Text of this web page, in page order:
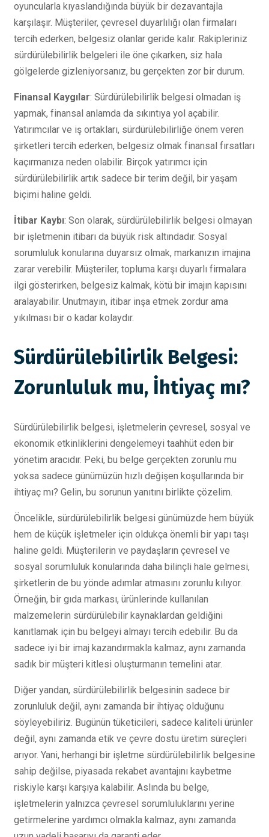
oyuncularla kıyaslandığında büyük bir dezavantajla
karşılaşır. Müşteriler, çevresel duyarlılığı olan firmaları
tercih ederken, belgesiz olanlar geride kalır. Rakipleriniz
sürdürülebilirlik belgeleri ile öne çıkarken, siz hala
gölgelerde gizleniyorsanız, bu gerçekten zor bir durum.
Finansal Kaygılar: Sürdürülebilirlik belgesi olmadan iş
yapmak, finansal anlamda da sıkıntıya yol açabilir.
Yatırımcılar ve iş ortakları, sürdürülebilirliğe önem veren
şirketleri tercih ederken, belgesiz olmak finansal fırsatları
kaçırmanıza neden olabilir. Birçok yatırımcı için
sürdürülebilirlik artık sadece bir terim değil, bir yaşam
biçimi haline geldi.
İtibar Kaybı: Son olarak, sürdürülebilirlik belgesi olmayan
bir işletmenin itibarı da büyük risk altındadır. Sosyal
sorumluluk konularına duyarsız olmak, markanızın imajına
zarar verebilir. Müşteriler, topluma karşı duyarlı firmalara
ilgi gösterirken, belgesiz kalmak, kötü bir imajın kapısını
aralayabilir. Unutmayın, itibar inşa etmek zordur ama
yıkılması bir o kadar kolaydır.
Sürdürülebilirlik Belgesi:
Zorunluluk mu, İhtiyaç mı?
Sürdürülebilirlik belgesi, işletmelerin çevresel, sosyal ve
ekonomik etkinliklerini dengelemeyi taahhüt eden bir
yönetim aracıdır. Peki, bu belge gerçekten zorunlu mu
yoksa sadece günümüzün hızlı değişen koşullarında bir
ihtiyaç mı? Gelin, bu sorunun yanıtını birlikte çözelim.
Öncelikle, sürdürülebilirlik belgesi günümüzde hem büyük
hem de küçük işletmeler için oldukça önemli bir yapı taşı
haline geldi. Müşterilerin ve paydaşların çevresel ve
sosyal sorumluluk konularında daha bilinçli hale gelmesi,
şirketlerin de bu yönde adımlar atmasını zorunlu kılıyor.
Örneğin, bir gıda markası, ürünlerinde kullanılan
malzemelerin sürdürülebilir kaynaklardan geldiğini
kanıtlamak için bu belgeyi almayı tercih edebilir. Bu da
sadece iyi bir imaj kazandırmakla kalmaz, aynı zamanda
sadık bir müşteri kitlesi oluşturmanın temelini atar.
Diğer yandan, sürdürülebilirlik belgesinin sadece bir
zorunluluk değil, aynı zamanda bir ihtiyaç olduğunu
söyleyebiliriz. Bugünün tüketicileri, sadece kaliteli ürünler
değil, aynı zamanda etik ve çevre dostu üretim süreçleri
arıyor. Yani, herhangi bir işletme sürdürülebilirlik belgesine
sahip değilse, piyasada rekabet avantajını kaybetme
riskiyle karşı karşıya kalabilir. Aslında bu belge,
işletmelerin yalnızca çevresel sorumluluklarını yerine
getirmelerine yardımcı olmakla kalmaz, aynı zamanda